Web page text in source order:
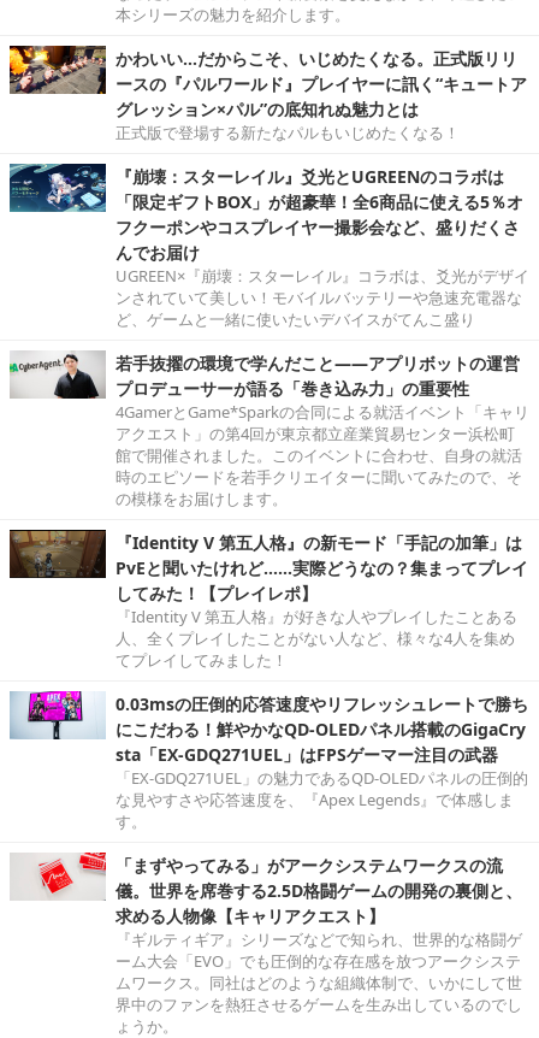
本シリーズの魅力を紹介します。
かわいい…だからこそ、いじめたくなる。正式版リリ
ースの『パルワールド』プレイヤーに訊く“キュートア
グレッション×パル”の底知れぬ魅力とは
正式版で登場する新たなパルもいじめたくなる！
『崩壊：スターレイル』爻光とUGREENのコラボは
「限定ギフトBOX」が超豪華！全6商品に使える5％オ
フクーポンやコスプレイヤー撮影会など、盛りだくさ
んでお届け
UGREEN×『崩壊：スターレイル』コラボは、爻光がデザイ
ンされていて美しい！モバイルバッテリーや急速充電器な
ど、ゲームと一緒に使いたいデバイスがてんこ盛り
若手抜擢の環境で学んだこと――アプリボットの運営
プロデューサーが語る「巻き込み力」の重要性
4GamerとGame*Sparkの合同による就活イベント「キャリ
アクエスト」の第4回が東京都立産業貿易センター浜松町
館で開催されました。このイベントに合わせ、自身の就活
時のエピソードを若手クリエイターに聞いてみたので、そ
の模様をお届けします。
『Identity V 第五人格』の新モード「手記の加筆」は
PvEと聞いたけれど……実際どうなの？集まってプレイ
してみた！【プレイレポ】
『Identity V 第五人格』が好きな人やプレイしたことある
人、全くプレイしたことがない人など、様々な4人を集め
てプレイしてみました！
0.03msの圧倒的応答速度やリフレッシュレートで勝ち
にこだわる！鮮やかなQD-OLEDパネル搭載のGigaCry
sta「EX-GDQ271UEL」はFPSゲーマー注目の武器
「EX-GDQ271UEL」の魅力であるQD-OLEDパネルの圧倒的
な見やすさや応答速度を、『Apex Legends』で体感しま
す。
「まずやってみる」がアークシステムワークスの流
儀。世界を席巻する2.5D格闘ゲームの開発の裏側と、
求める人物像【キャリアクエスト】
『ギルティギア』シリーズなどで知られ、世界的な格闘ゲ
ーム大会「EVO」でも圧倒的な存在感を放つアークシステ
ムワークス。同社はどのような組織体制で、いかにして世
界中のファンを熱狂させるゲームを生み出しているのでし
ょうか。